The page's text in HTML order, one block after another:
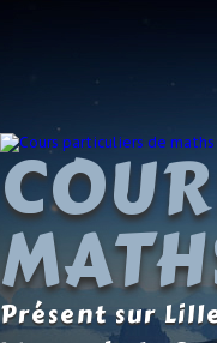
Présent sur